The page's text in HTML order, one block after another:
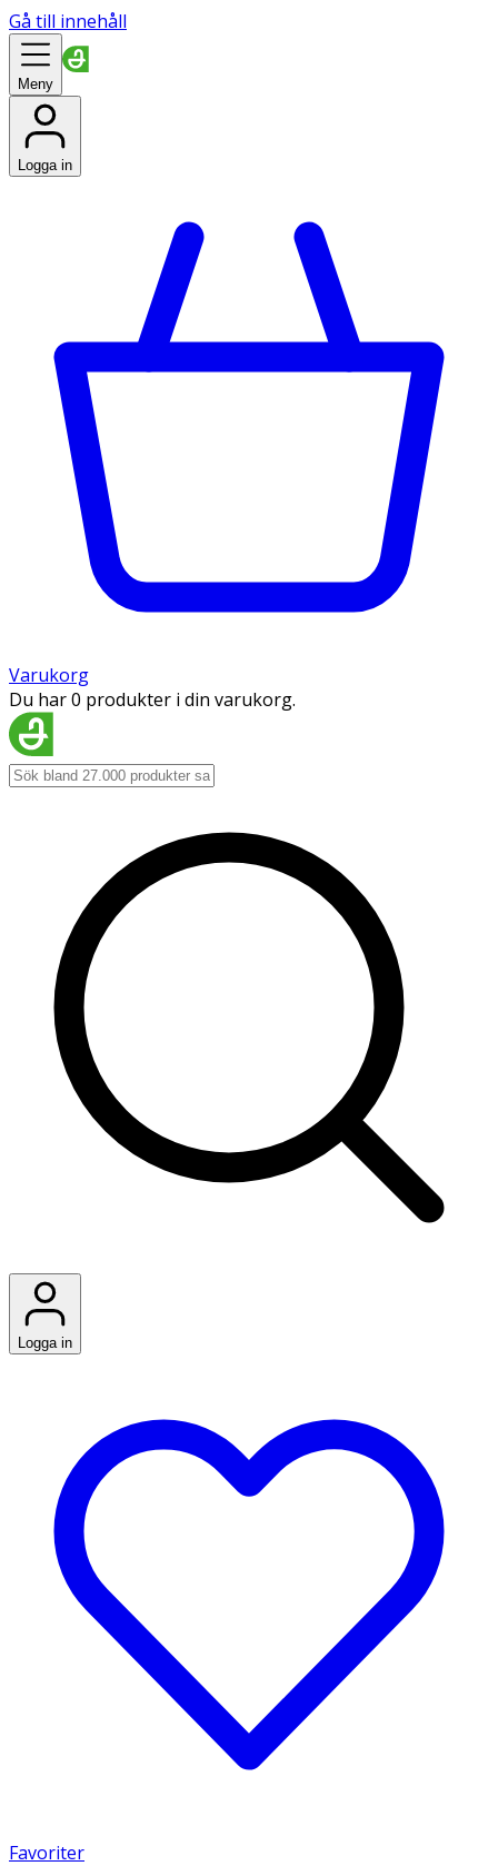
Gå till innehåll
Meny
Logga in
Varukorg
Du har 0 produkter i din varukorg.
Logga in
Favoriter